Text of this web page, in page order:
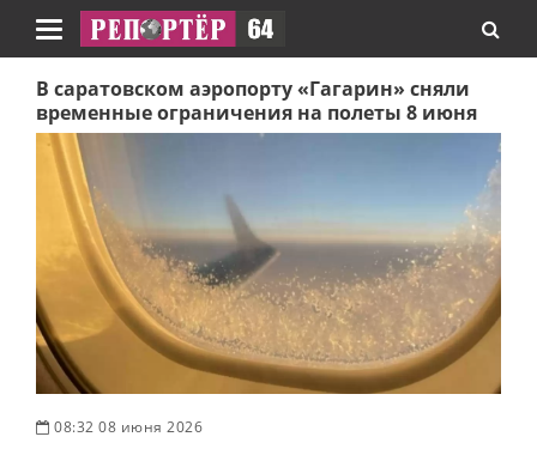
Навигация
В саратовском аэропорту «Гагарин» сняли
временные ограничения на полеты 8 июня
08:32 08 июня 2026